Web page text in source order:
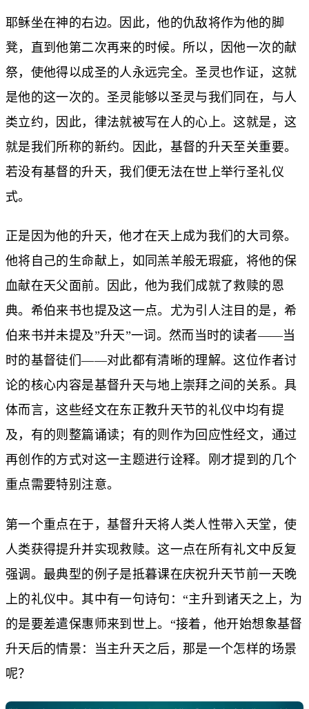
耶稣坐在神的右边。因此，他的仇敌将作为他的脚
凳，直到他第二次再来的时候。所以，因他一次的献
祭，使他得以成圣的人永远完全。圣灵也作证，这就
是他的这一次的。圣灵能够以圣灵与我们同在，与人
类立约，因此，律法就被写在人的心上。这就是，这
就是我们所称的新约。因此，基督的升天至关重要。
若没有基督的升天，我们便无法在世上举行圣礼仪
式。
正是因为他的升天，他才在天上成为我们的大司祭。
他将自己的生命献上，如同羔羊般无瑕疵，将他的保
血献在天父面前。因此，他为我们成就了救赎的恩
典。希伯来书也提及这一点。尤为引人注目的是，希
伯来书并未提及”升天”一词。然而当时的读者——当
时的基督徒们——对此都有清晰的理解。这位作者讨
论的核心内容是基督升天与地上崇拜之间的关系。具
体而言，这些经文在东正教升天节的礼仪中均有提
及，有的则整篇诵读；有的则作为回应性经文，通过
再创作的方式对这一主题进行诠释。刚才提到的几个
重点需要特别注意。
第一个重点在于，基督升天将人类人性带入天堂，使
人类获得提升并实现救赎。这一点在所有礼文中反复
强调。最典型的例子是抵暮课在庆祝升天节前一天晚
上的礼仪中。其中有一句诗句：“主升到诸天之上，为
的是要差遣保惠师来到世上。“接着，他开始想象基督
升天后的情景：当主升天之后，那是一个怎样的场景
呢？